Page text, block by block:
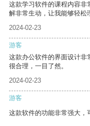
这款学习软件的课程内容非
解非常生动，让我能够轻松
2024-02-23
游客
这款办公软件的界面设计非
很合理，一目了然。
2024-02-23
游客
这款软件的功能非常强大，